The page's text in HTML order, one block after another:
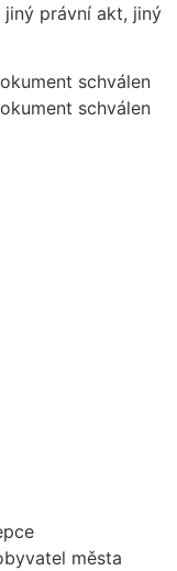
jiný právní akt, jiný
schválen
schválen
města